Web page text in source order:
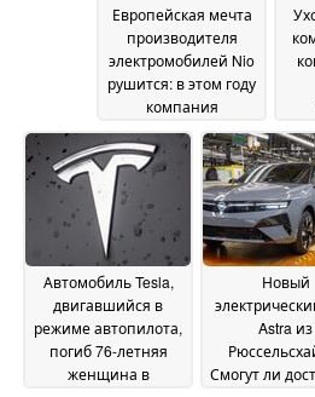
Европейская мечта
производителя
электромобилей Nio
рушится: в этом году
компания
зарегистрировала
всего 45
автомобилей по
всей Европе12 July
Автомобиль Tesla,
двигавшийся в
режиме автопилота,
погиб 76-летняя
женщина в
Новый
Astra из
Смогут ли